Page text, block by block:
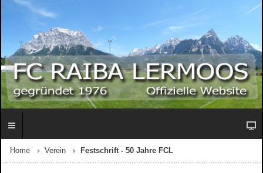
Home Verein Festschrift - 50 Jahre FCL